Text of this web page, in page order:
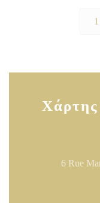
1
Χάρτης
6 Rue